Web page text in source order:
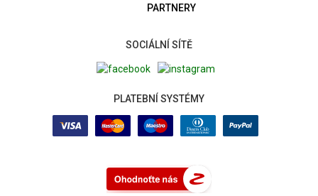
PARTNERY
SOCIÁLNÍ SÍTĚ
PLATEBNÍ SYSTÉMY